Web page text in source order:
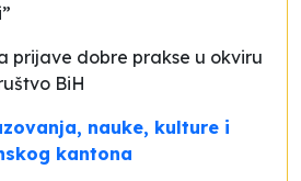
prijave dobre prakse u okviru
BiH
nauke, kulture i
kantona